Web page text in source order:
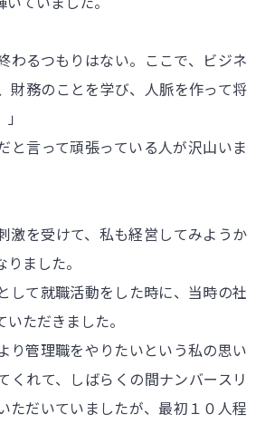
わるつもりはない。ここで、ビジネ
財務のことを学び、人脈を作って将
と言って頑張っている人が沢山いま
激を受けて、私も経営してみようか
ました。
して就職活動をした時に、当時の社
ただきました。
り管理職をやりたいという私の思い
くれて、しばらくの間ナンバースリ
ただいていましたが、最初１０人程